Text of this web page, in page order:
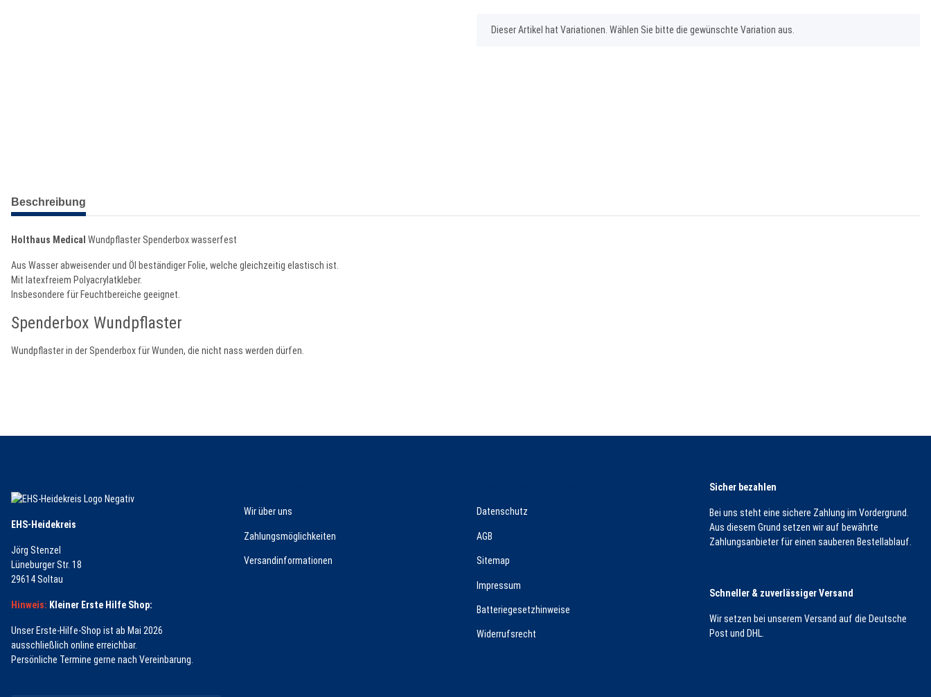
xDieser Artikel hat Variationen. Wählen Sie bitte die gewünschte Variation aus.
weitere Registerkarten anzeigen
Beschreibung
Holthaus Medical Wundpflaster Spenderbox wasserfest
Aus Wasser abweisender und Öl beständiger Folie, welche gleichzeitig elastisch ist.
Mit latexfreiem Polyacrylatkleber.
Insbesondere für Feuchtbereiche geeignet.
Spenderbox Wundpflaster
Wundpflaster in der Spenderbox für Wunden, die nicht nass werden dürfen.
EHS-Heidekreis
Jörg Stenzel
Lüneburger Str. 18
29614 Soltau
Hinweis: Kleiner Erste Hilfe Shop:
Unser Erste-Hilfe-Shop ist ab Mai 2026
ausschließlich online erreichbar.
Persönliche Termine gerne nach Vereinbarung.
Wir über uns
Zahlungsmöglichkeiten
Versandinformationen
Datenschutz
AGB
Sitemap
Impressum
Batteriegesetzhinweise
Widerrufsrecht
Sicher bezahlen
Bei uns steht eine sichere Zahlung im Vordergrund.
Aus diesem Grund setzen wir auf bewährte
Zahlungsanbieter für einen sauberen Bestellablauf.
Schneller & zuverlässiger Versand
Wir setzen bei unserem Versand auf die Deutsche
Post und DHL.